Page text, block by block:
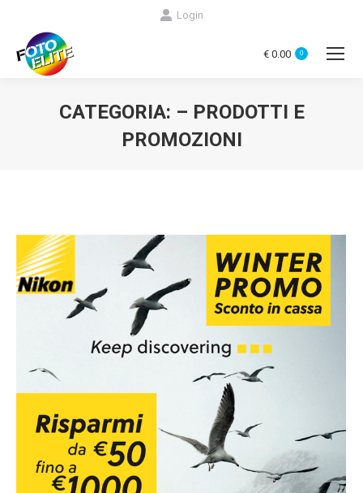
Login
€ 0.00 0
CATEGORIA: – PRODOTTI E
PROMOZIONI